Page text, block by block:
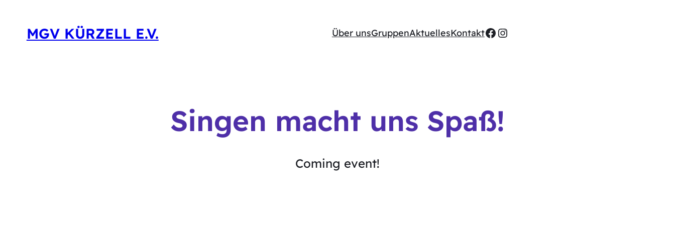
MGV KÜRZELL E.V. Über unsGruppenAktuellesKontaktFacebook
Instagram
Singen macht uns Spaß!
Coming event!